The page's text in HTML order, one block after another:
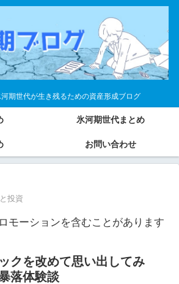
期世代が生き残るための資産形成ブログ
氷河期世代まとめ
お問い合わせ
投資
モーションを含むことがあります
クを改めて思い出してみ
落体験談